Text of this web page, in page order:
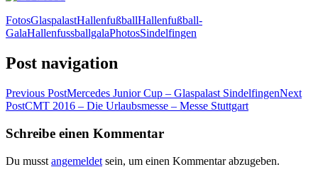
FotosGlaspalastHallenfußballHallenfußball-
GalaHallenfussballgalaPhotosSindelfingen
Post navigation
Previous PostMercedes Junior Cup – Glaspalast SindelfingenNext
PostCMT 2016 – Die Urlaubsmesse – Messe Stuttgart
Schreibe einen Kommentar
Du musst angemeldet sein, um einen Kommentar abzugeben.